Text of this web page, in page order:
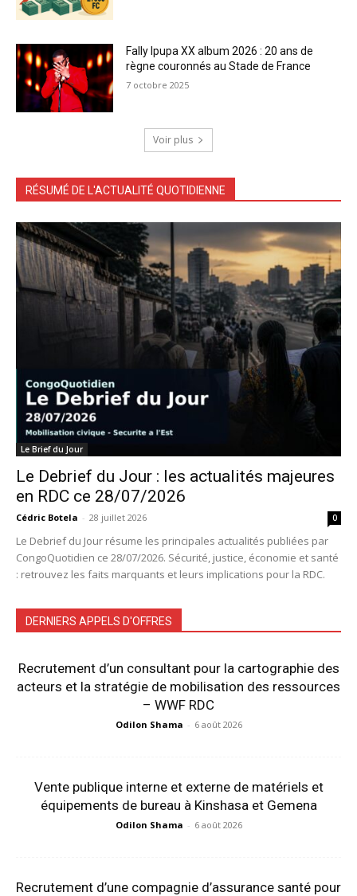
Fally Ipupa XX album 2026 : 20 ans de
règne couronnés au Stade de France
7 octobre 2025
Voir plus
RÉSUMÉ DE L'ACTUALITÉ QUOTIDIENNE
Le Brief du Jour
Le Debrief du Jour : les actualités majeures
en RDC ce 28/07/2026
Cédric Botela - 28 juillet 2026 0
Le Debrief du Jour résume les principales actualités publiées par
CongoQuotidien ce 28/07/2026. Sécurité, justice, économie et santé
: retrouvez les faits marquants et leurs implications pour la RDC.
DERNIERS APPELS D'OFFRES
Recrutement d’un consultant pour la cartographie des
acteurs et la stratégie de mobilisation des ressources
– WWF RDC
Odilon Shama - 6 août 2026
Vente publique interne et externe de matériels et
équipements de bureau à Kinshasa et Gemena
Odilon Shama - 6 août 2026
Recrutement d’une compagnie d’assurance santé pour